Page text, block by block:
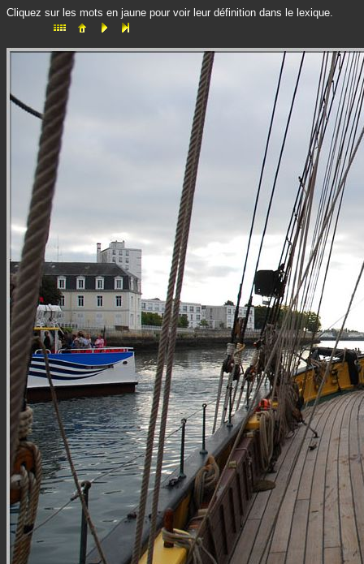
Cliquez sur les mots en jaune pour voir leur définition dans le lexique.